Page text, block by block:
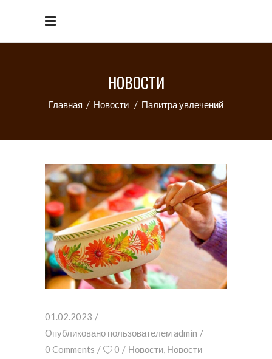
НОВОСТИ
Главная / Новости / Палитра увлечений
01.02.2023
Опубликовано пользователемadmin
0 Comments
0 Новости, Новости